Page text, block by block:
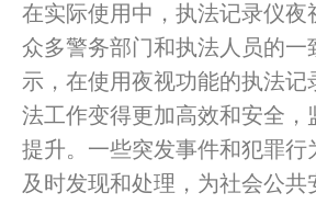
在实际使用中，执法记录仪夜
众多警务部门和执法人员的一
示，在使用夜视功能的执法记
法工作变得更加高效和安全，
提升。一些突发事件和犯罪行
及时发现和处理，为社会公共